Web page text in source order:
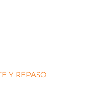
Y REPASO